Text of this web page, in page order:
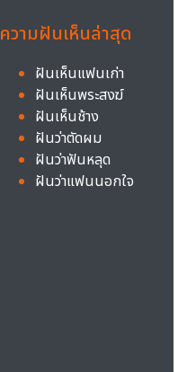
ความฝันเห็นล่าสุด
ฝันเห็นแฟนเก่า
ฝันเห็นพระสงฆ์
ฝันเห็นช้าง
ฝันว่าตัดผม
ฝันว่าฟันหลุด
ฝันว่าแฟนนอกใจ